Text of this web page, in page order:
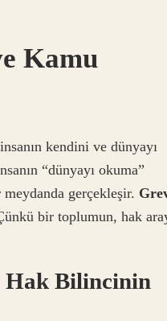
Kamu
kendini ve dünyayı
“dünyayı okuma”
gerçekleşir.
bir toplumun, hak
Hak Bilincinin